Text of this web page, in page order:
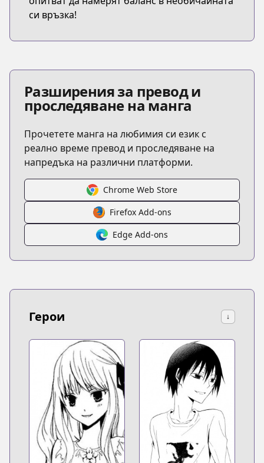
си връзка!
Разширения за превод и
проследяване на манга
Прочетете манга на любимия си език с
реално време превод и проследяване на
напредъка на различни платформи.
Chrome Web Store
Firefox Add-ons
Edge Add-ons
Герои ↓